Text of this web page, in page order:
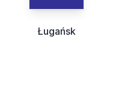
Ługańsk